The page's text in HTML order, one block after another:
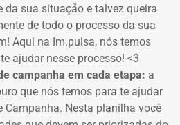
da sua situação e talvez queira
de todo o processo da sua
Aqui na Im.pulsa, nós temos
ajudar nesse processo! <3
campanha em cada etapa: a
que nós temos para te ajudar
Campanha. Nesta planilha você